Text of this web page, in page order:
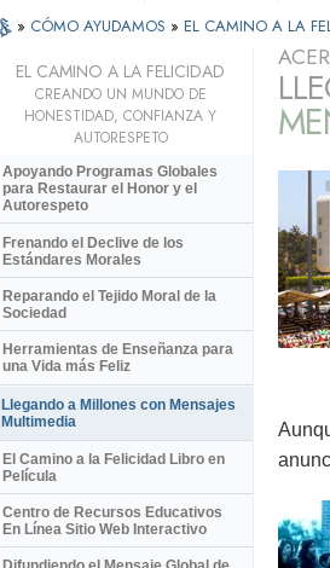
» CÓMO AYUDAMOS » EL CAMINO A LA
EL CAMINO A LA FELICIDAD
CREANDO UN MUNDO DE
HONESTIDAD, CONFIANZA Y
AUTORESPETO
Apoyando Programas Globales
para Restaurar el Honor y el
Autorespeto
Frenando el Declive de los
Estándares Morales
Reparando el Tejido Moral de la
Sociedad
Herramientas de Enseñanza para
una Vida más Feliz
Llegando a Millones con Mensajes
Multimedia
El Camino a la Felicidad Libro en
Película
Centro de Recursos Educativos
En Línea Sitio Web Interactivo